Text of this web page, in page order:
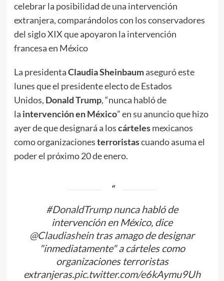
celebrar la posibilidad de una intervención
extranjera, comparándolos con los conservadores
del siglo XIX que apoyaron la intervención
francesa en México
La presidentaClaudia Sheinbaumaseguró este
lunes que el presidente electo de Estados
Unidos, Donald Trump, “nunca habló de
la intervención en México” en su anuncio que hizo
ayer de que designará a loscártelesmexicanos
como organizacionesterroristascuando asuma el
poder el próximo 20 de enero.
#DonaldTrumpnunca habló de
intervención en México, dice
@Claudiasheintras amago de designar
"inmediatamente" a cárteles como
organizaciones terroristas
extranjeras.pic.twitter.com/e6kAymu9Uh